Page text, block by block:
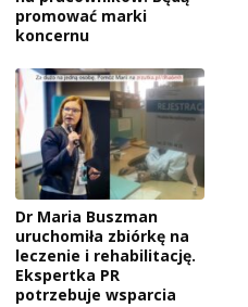
promować marki
koncernu
Dr Maria Buszman
uruchomiła zbiórkę na
leczenie i rehabilitację.
Ekspertka PR
potrzebuje wsparcia